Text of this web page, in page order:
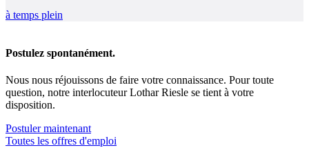
à temps plein
Postulez spontanément.
Nous nous réjouissons de faire votre connaissance. Pour toute
question, notre interlocuteur Lothar Riesle se tient à votre
disposition.
Postuler maintenant
Toutes les offres d'emploi